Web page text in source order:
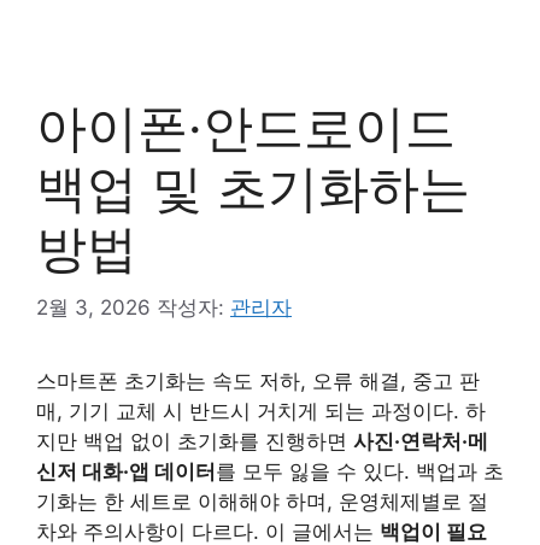
아이폰·안드로이드
백업 및 초기화하는
방법
2월 3, 2026 작성자: 관리자
스마트폰 초기화는 속도 저하, 오류 해결, 중고 판
매, 기기 교체 시 반드시 거치게 되는 과정이다. 하
지만 백업 없이 초기화를 진행하면 사진·연락처·메
신저 대화·앱 데이터를 모두 잃을 수 있다. 백업과 초
기화는 한 세트로 이해해야 하며, 운영체제별로 절
차와 주의사항이 다르다. 이 글에서는 백업이 필요